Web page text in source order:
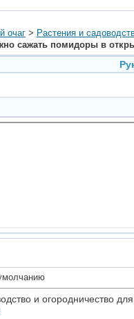
очаг > Растения и
сажать помидоры в
и огородничество